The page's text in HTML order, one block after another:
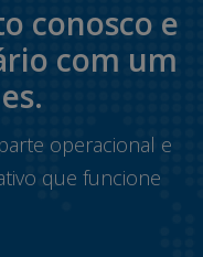
conosco e
com um
operacional e
que funcione